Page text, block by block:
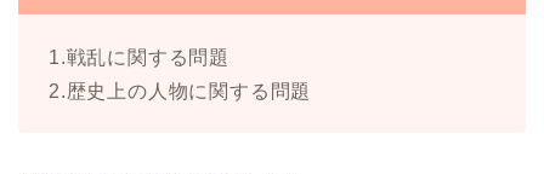
1.戦乱に関する問題
2.歴史上の人物に関する問題